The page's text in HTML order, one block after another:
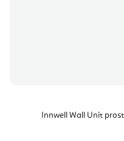
Innwell Wall Unit